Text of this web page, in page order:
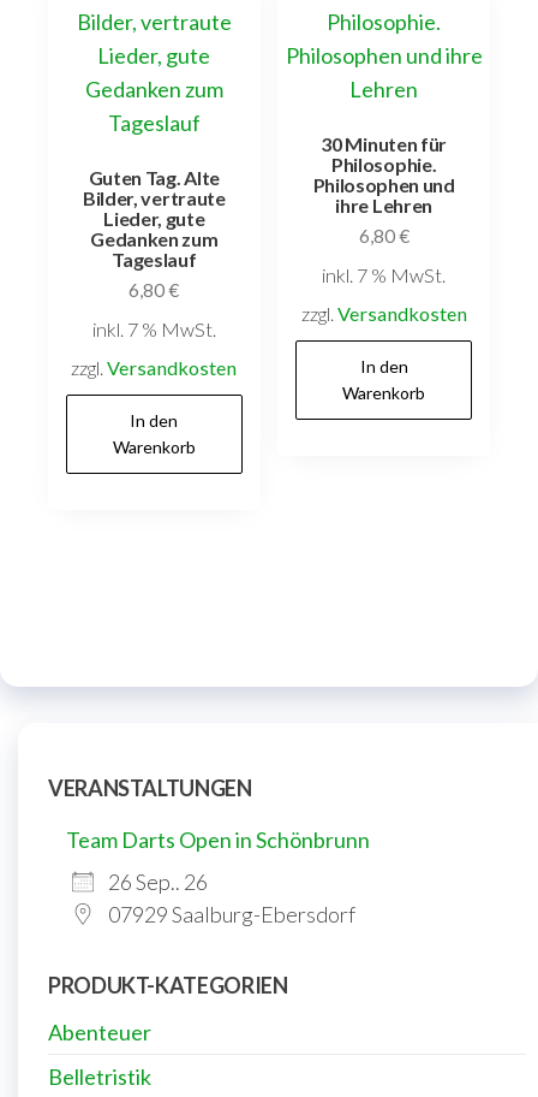
Guten Tag. Alte
Bilder, vertraute
Lieder, gute
Gedanken zum
Tageslauf
6,80€
inkl. 7 % MwSt.
zzgl.Versandkosten
In den
Warenkorb
30 Minuten für
Philosophie.
Philosophen und
ihre Lehren
6,80€
inkl. 7 % MwSt.
zzgl. Versandkosten
In den
Warenkorb
VERANSTALTUNGEN
Team Darts Open in Schönbrunn
26 Sep.. 26
07929 Saalburg-Ebersdorf
PRODUKT-KATEGORIEN
Abenteuer
Belletristik